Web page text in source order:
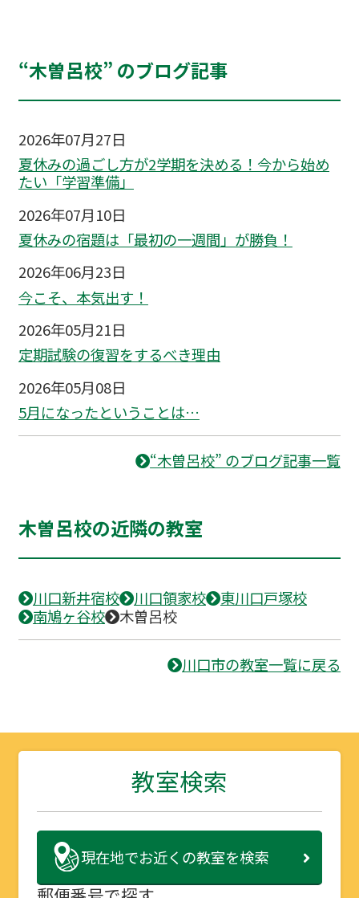
“木曽呂校” のブログ記事
2026年07月27日
夏休みの過ごし方が2学期を決める！今から始め
たい「学習準備」
2026年07月10日
夏休みの宿題は「最初の一週間」が勝負！
2026年06月23日
今こそ、本気出す！
2026年05月21日
定期試験の復習をするべき理由
2026年05月08日
5月になったということは…
“木曽呂校” のブログ記事一覧
木曽呂校の近隣の教室
川口新井宿校 川口領家校
東川口戸塚校
南鳩ヶ谷校
木曽呂校
川口市の教室一覧に戻る
教室検索
現在地でお近くの教室を検索